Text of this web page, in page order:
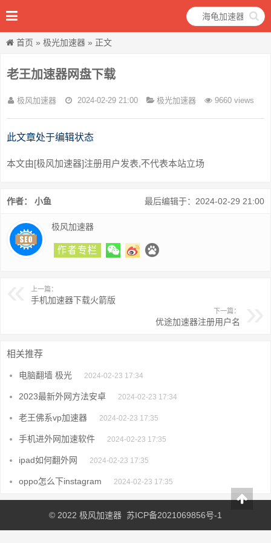
首页 » 极光加速器 » 正文
老王加速器网盘下载
极风加速器 2024-02-29 21:00 极光加速器 9660 views
此文章处于编辑状态
本文由[极风加速器]注册用户发表,不代表本站立场
最后编辑于：2024-02-29 21:00
作者： 小鱼
极风加速器
上一篇：
手机加速器下载火箭版
下一篇：
优途加速器注册用户名
相关推荐
电脑翻墙 极光 2024-02-23 17:34
2023最新外网方法安卓 2024-02-23 17:34
老王佛系vp加速器 2024-02-23 17:35
手机进外网加速软件 2024-02-23 17:35
ipad如何翻外网 2024-02-23 17:35
oppo怎么下instagram 2024-02-23 17:35
© 2022 极风加速器 苏ICP备2021069856号-1